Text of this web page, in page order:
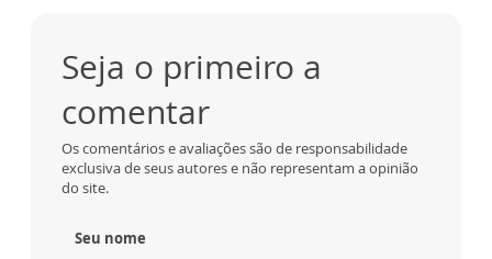
Seja o primeiro a
comentar
Os comentários e avaliações são de responsabilidade
exclusiva de seus autores e não representam a opinião
do site.
Seu nome